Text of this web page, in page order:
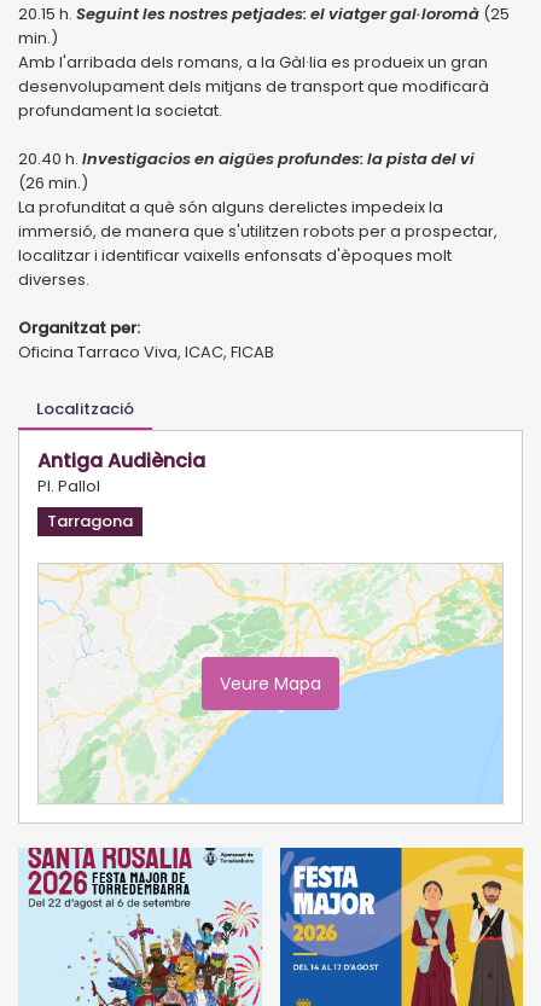
20.15 h. Seguint les nostres petjades: el viatger gal·loromà (25
min.)
Amb l'arribada dels romans, a la Gàl·lia es produeix un gran
desenvolupament dels mitjans de transport que modificarà
profundament la societat.
20.40 h. Investigacios en aigües profundes: la pista del vi
(26 min.)
La profunditat a què són alguns derelictes impedeix la
immersió, de manera que s'utilitzen robots per a prospectar,
localitzar i identificar vaixells enfonsats d'èpoques molt
diverses.
Organitzat per:
Oficina Tarraco Viva, ICAC, FICAB
Localització
Antiga Audiència
Pl. Pallol
Tarragona
Veure Mapa